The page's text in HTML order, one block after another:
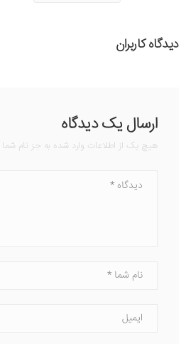
دیدگاه کاربران
ارسال یک دیدگاه
هیچ یک از اطلاعات وارد شده به جز نام